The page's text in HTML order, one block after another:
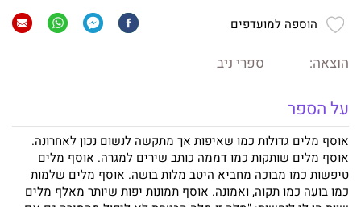
הוספה למועדפים
הוצאה: ספרי ניב
על הספר
אוסף מלים גדולות כמו שאיפות אך מתקשה לנשום נכון לאחרונה.
אוסף מלים שותקות כמו דממה כותב שירים למגרה. אוסף מלים
טיפשות כמו מבוכה מחביא היטב מלות בושה. אוסף מלים שלמות
כמו בועה כמו תקוה, ואמונה. אוסף תמונות יפות שיותר מאלף מלים